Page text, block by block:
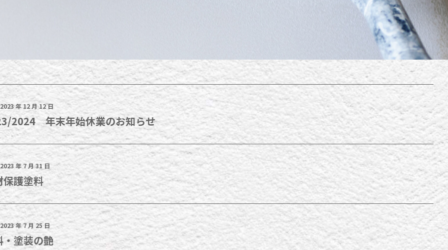
2023 年 12 月 12 日
2024 年末年始休業のお知らせ
2023 年 7 月 31 日
保護塗料
2023 年 7 月 25 日
・塗装の艶